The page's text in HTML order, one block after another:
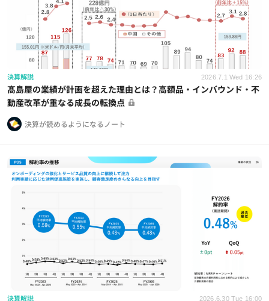
決算解説 2026.7.1 Wed 16:26
髙島屋の業績が計画を超えた理由とは？高額品・インバウンド・不
動産改革が重なる成長の転換点
決算が読めるようになるノート
決算解説 2026.6.30 Tue 16:00